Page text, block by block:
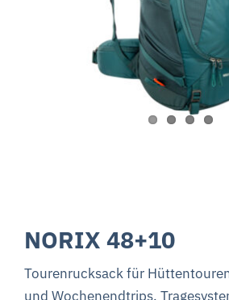
NORIX 48+10
Tourenrucksack für
und Wochenendtrips.